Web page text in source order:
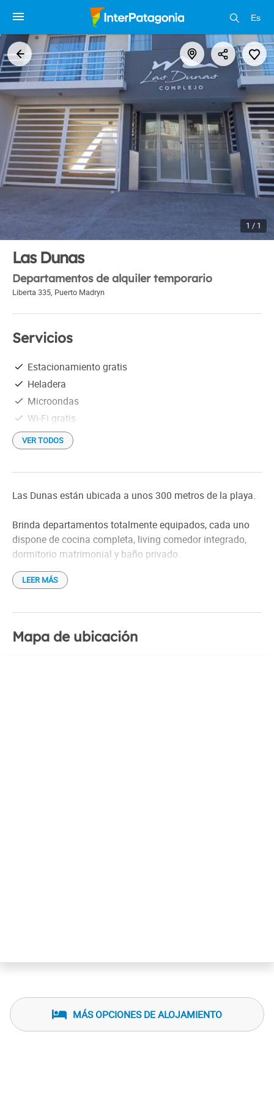
Es
1 / 1
Las Dunas
Departamentos de alquiler temporario
Liberta 335, Puerto Madryn
Servicios
Estacionamiento gratis
Heladera
Microondas
Wi-Fi gratis
VER TODOS
Las Dunas están ubicada a unos 300 metros de la playa.
Brinda departamentos totalmente equipados, cada uno
dispone de cocina completa, living comedor integrado,
dormitorio matrimonial y baño privado.
Se proporciona la ropa de cama y toallas.
LEER MÁS
Mapa de ubicación
MÁS OPCIONES DE ALOJAMIENTO